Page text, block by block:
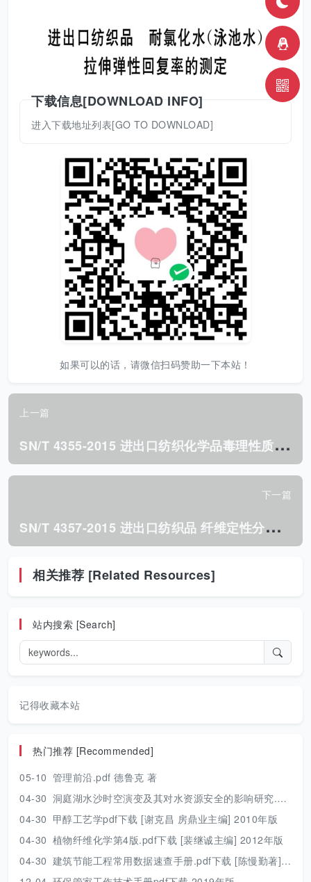
下载信息[DOWNLOAD INFO]
进入下载地址列表[GO TO DOWNLOAD]
如果可以的话，请微信扫码赞助一下本站！
上一篇
S
N/T 4355-2015 进出口纺织化学品毒理性质(Q)SAR模型 评估规范.pdf
下一篇
S
N/T 4357-2015 进出口纺织品 纤维定性分析 陶瓷、 玄武岩、聚苯硫醚和聚醚醚酮纤维.pdf
相关推荐 [Related Resources]
站内搜索 [Search]
记得收藏本站
热门推荐 [Recommended]
05-10 管理前沿.pdf 德鲁克 著
04-30 洞庭湖水沙时空演变及其对水资源安全的影响研究.pdf 胡光伟 著 2017年版
04-30 甲醇工艺学pdf下载 [谢克昌 房鼎业主编] 2010年版
04-30 植物纤维化学第4版.pdf下载 [裴继诚主编] 2012年版
04-30 建筑节能工程常用数据速查手册.pdf下载 [陈慢勤著] 2010年版